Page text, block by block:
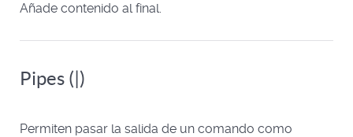
Añade contenido al final.
Pipes (|)
Permiten pasar la salida de un comando como